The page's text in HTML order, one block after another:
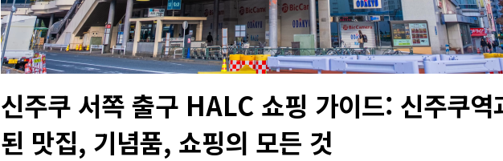
신주쿠 서쪽 출구 HALC 쇼핑 가이드: 신주쿠역
된 맛집, 기념품, 쇼핑의 모든 것